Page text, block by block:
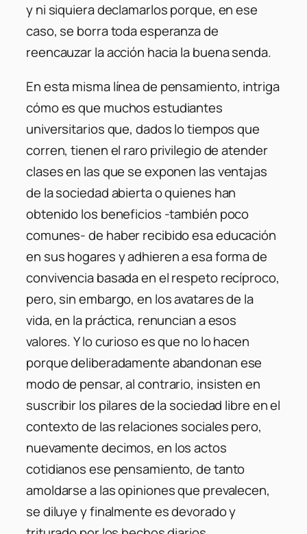
y ni siquiera declamarlos porque, en ese
caso, se borra toda esperanza de
reencauzar la acción hacia la buena senda.
En esta misma línea de pensamiento, intriga
cómo es que muchos estudiantes
universitarios que, dados lo tiempos que
corren, tienen el raro privilegio de atender
clases en las que se exponen las ventajas
de la sociedad abierta o quienes han
obtenido los beneficios -también poco
comunes- de haber recibido esa educación
en sus hogares y adhieren a esa forma de
convivencia basada en el respeto recíproco,
pero, sin embargo, en los avatares de la
vida, en la práctica, renuncian a esos
valores. Y lo curioso es que no lo hacen
porque deliberadamente abandonan ese
modo de pensar, al contrario, insisten en
suscribir los pilares de la sociedad libre en el
contexto de las relaciones sociales pero,
nuevamente decimos, en los actos
cotidianos ese pensamiento, de tanto
amoldarse a las opiniones que prevalecen,
se diluye y finalmente es devorado y